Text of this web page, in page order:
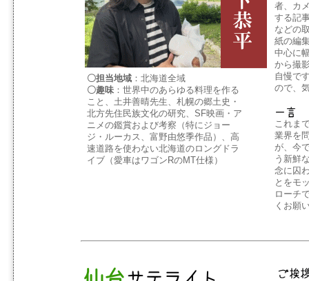
者、カ
する記
などの
紙の編
中心に
から撮
自慢で
ので、
これま
業界を
が、今
う新鮮
念に囚
とをモ
ローチ
くお願
〇担当地域：北海道全域
〇趣味：世界中のあらゆる料理を作る
こと、土井善晴先生、札幌の郷土史・
北方先住民族文化の研究、SF映画・ア
ニメの鑑賞および考察（特にジョー
ジ・ルーカス、富野由悠季作品）、高
速道路を使わない北海道のロングドラ
イブ（愛車はワゴンRのMT仕様）